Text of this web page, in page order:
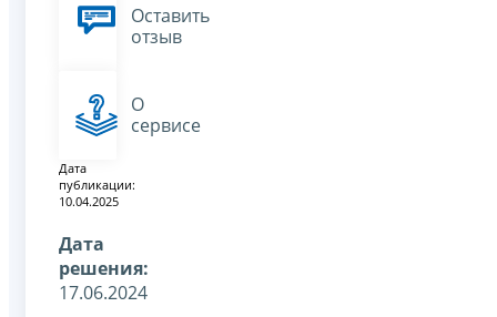
Оставить
отзыв
О
сервисе
Дата
публикации:
10.04.2025
Дата
решения:
17.06.2024